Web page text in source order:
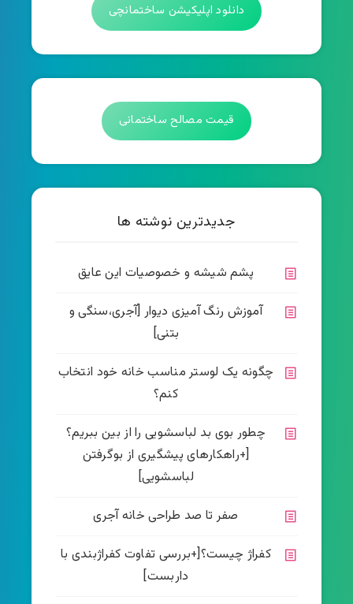
دانلود اپلیکیشن ساختمانچی
قیمت مصالح ساختمانی
جدیدترین نوشته ها
پشم شیشه و خصوصیات این عایق
آموزش رنگ آمیزی دیوار [آجری،سنگی و
بتنی]
چگونه یک لوستر مناسب خانه خود انتخاب
کنم؟
چطور بوی بد لباسشویی را از بین ببریم؟
[+راهکارهای پیشگیری از بوگرفتن
لباسشویی]
صفر تا صد طراحی خانه آجری
کفراژ چیست؟[+بررسی تفاوت کفراژبندی با
داربست]